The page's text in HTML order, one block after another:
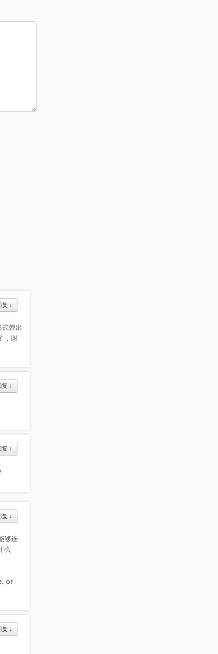
复 ↓
弹出
，谢
复 ↓
复 ↓
复 ↓
够连
么
or
复 ↓